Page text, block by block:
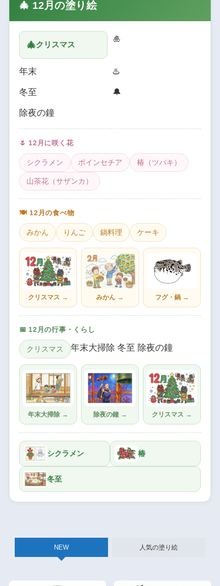
🎄 12月の塗り絵
🎄クリスマス
🎍
年末 ♨️
冬至 🔔
除夜の鐘
🌷 12月に咲く花
シクラメン ポインセチア 椿（ツバキ）
山茶花（サザンカ）
🍽️ 12月の食べ物
みかん りんご 鍋料理 ケーキ
クリスマス → みかん → フグ・鍋 →
📅 12月の行事・くらし
クリスマス 年末大掃除 冬至 除夜の鐘
年末大掃除 → 除夜の鐘 → クリスマス →
シクラメン 椿
冬至
NEW 人気の塗り絵